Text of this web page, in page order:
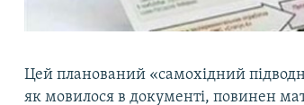
Цей планований «самохідний
як мовилося в документі, повинен